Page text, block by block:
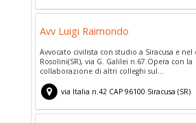
Avv Luigi Raimondo
Avvocato civilista con studio a Siracusa e
Rosolini(SR), via G. Galilei n.67.Opera con la
collaborazione di altri colleghi sul...
via Italia n.42CAP 96100 Siracusa (SR)